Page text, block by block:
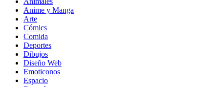
Anime y Manga
Arte
Cómics
Comida
Deportes
Dibujos
Diseño Web
Emoticonos
Espacio